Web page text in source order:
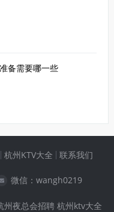
备需要哪一些
杭州KTV大全 联系我们
微信：wangh0219
州夜总会招聘 杭州ktv大全